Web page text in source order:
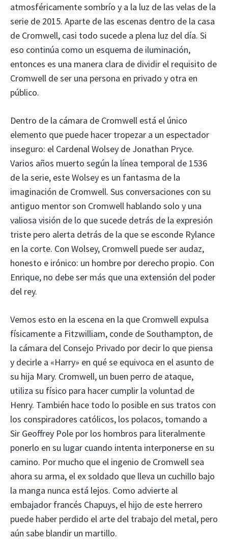
atmosféricamente sombrío y a la luz de las velas de la
serie de 2015. Aparte de las escenas dentro de la casa
de Cromwell, casi todo sucede a plena luz del día. Si
eso continúa como un esquema de iluminación,
entonces es una manera clara de dividir el requisito de
Cromwell de ser una persona en privado y otra en
público.
Dentro de la cámara de Cromwell está el único
elemento que puede hacer tropezar a un espectador
inseguro: el Cardenal Wolsey de Jonathan Pryce.
Varios años muerto según la línea temporal de 1536
de la serie, este Wolsey es un fantasma de la
imaginación de Cromwell. Sus conversaciones con su
antiguo mentor son Cromwell hablando solo y una
valiosa visión de lo que sucede detrás de la expresión
triste pero alerta detrás de la que se esconde Rylance
en la corte. Con Wolsey, Cromwell puede ser audaz,
honesto e irónico: un hombre por derecho propio. Con
Enrique, no debe ser más que una extensión del poder
del rey.
Vemos esto en la escena en la que Cromwell expulsa
físicamente a Fitzwilliam, conde de Southampton, de
la cámara del Consejo Privado por decir lo que piensa
y decirle a «Harry» en qué se equivoca en el asunto de
su hija Mary. Cromwell, un buen perro de ataque,
utiliza su físico para hacer cumplir la voluntad de
Henry. También hace todo lo posible en sus tratos con
los conspiradores católicos, los polacos, tomando a
Sir Geoffrey Pole por los hombros para literalmente
ponerlo en su lugar cuando intenta interponerse en su
camino. Por mucho que el ingenio de Cromwell sea
ahora su arma, el ex soldado que lleva un cuchillo bajo
la manga nunca está lejos. Como advierte al
embajador francés Chapuys, el hijo de este herrero
puede haber perdido el arte del trabajo del metal, pero
aún sabe blandir un martillo.